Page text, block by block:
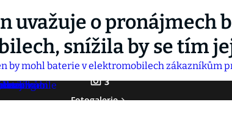
uvažuje o pronájmech
snížila by se tím
3
Fotogalerie